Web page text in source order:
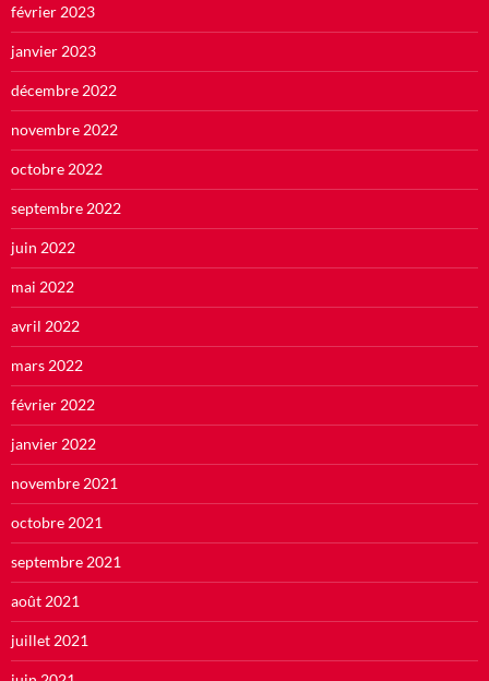
février 2023
janvier 2023
décembre 2022
novembre 2022
octobre 2022
septembre 2022
juin 2022
mai 2022
avril 2022
mars 2022
février 2022
janvier 2022
novembre 2021
octobre 2021
septembre 2021
août 2021
juillet 2021